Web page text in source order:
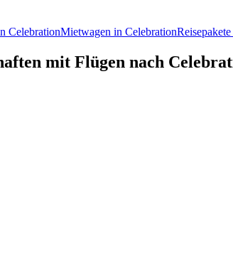
CelebrationMietwagen in Celebration
mit Flügen nach